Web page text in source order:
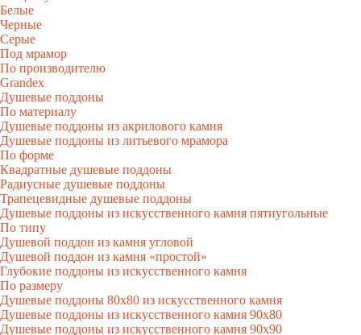
Белые
Черные
Серые
Под мрамор
По производителю
Grandex
Душевые поддоны
По материалу
Душевые поддоны из акрилового камня
Душевые поддоны из литьевого мрамора
По форме
Квадратные душевые поддоны
Радиусные душевые поддоны
Трапецевидные душевые поддоны
Душевые поддоны из искусственного камня пятиугольные
По типу
Душевой поддон из камня угловой
Душевой поддон из камня «простой»
Глубокие поддоны из искусственного камня
По размеру
Душевые поддоны 80х80 из искусственного камня
Душевые поддоны из искусственного камня 90х80
Душевые поддоны из искусственного камня 90х90